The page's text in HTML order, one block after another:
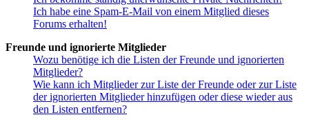
Ich habe eine Spam-E-Mail von einem Mitglied dieses
Forums erhalten!
Freunde und ignorierte Mitglieder
Wozu benötige ich die Listen der Freunde und ignorierten
Mitglieder?
Wie kann ich Mitglieder zur Liste der Freunde oder zur Liste
der ignorierten Mitglieder hinzufügen oder diese wieder aus
den Listen entfernen?